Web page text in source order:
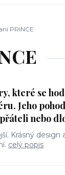
PRINCE
které se
Jeho
nebo
Krásný design
celý popis